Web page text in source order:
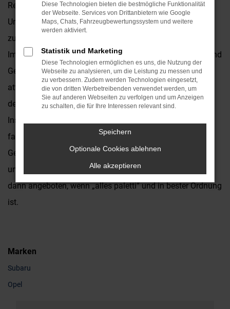
Reihe guter Argumente. Wer viel in Duisburg und
Umgebung unterwegs ist, wird dieses langlebige und
zuverlässige Fahrzeug auf jeden Fall zu schätzen wissen.
Im Autohaus Kronenberger bieten wir Ihnen Opel Grandland
Gebrauchtwagen in großer Auswahl und zu rundum
attraktiven Preisen. Als Vertragshändler sind wir eng mit
der Marke verbunden und natürlich auch in der Lage,
Inspektion, Wartung und Reparaturen sach- und
fachgerecht durchzuführen. Jeder Opel Grandland
Gebrauchtwagen wird vor dem Verkauf nach Duisburg in
unserer Kfz-Meisterwerkstatt gründlich überprüft und erst
dann angeboten, wenn „alles paletti“ und in bester Ordnung
ist.
Marken
Subaru
Opel
Diese Technologien bieten die bestmögliche Funktionalität
der Webseite. Services von Drittanbietern wie Google
Maps, Chats, Fahrzeugbewertungssystem und weitere
werden aktiviert.
Statistik und Marketing
Diese Technologien ermöglichen es uns, die Nutzung der
Webseite zu analysieren, um die Leistung zu messen und
zu verbessern. Zudem werden Technologien eingesetzt,
die von dritten Werbetreibenden verwendet werden, um
Sie auf anderen Webseiten zu verfolgen und um Anzeigen
zu schalten, die für Ihre Interessen relevant sind.
Speichern
Optionale Cookies ablehnen
Alle akzeptieren